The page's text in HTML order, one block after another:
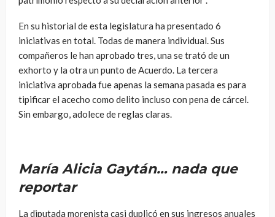
En su historial de esta legislatura ha presentado 6
iniciativas en total. Todas de manera individual. Sus
compañeros le han aprobado tres, una se trató de un
exhorto y la otra un punto de Acuerdo. La tercera
iniciativa aprobada fue apenas la semana pasada es para
tipificar el acecho como delito incluso con pena de cárcel.
Sin embargo, adolece de reglas claras.
María Alicia Gaytán… nada que
reportar
La diputada morenista casi duplicó en sus ingresos anuales